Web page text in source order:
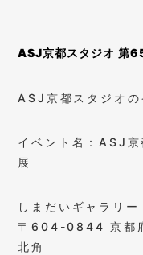
ASJ京都スタジオ 第
ASJ京都スタジオの
イベント名：ASJ
展
しまだいギャラリー
〒604-0844 京都
北角